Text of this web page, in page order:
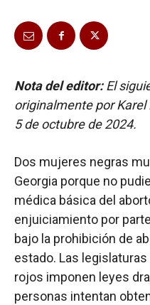
Nota del editor:El
originalmente por Karel
5 de octubre de 2024.
Dos mujeres negras
Georgia porque no
médica básica del
enjuiciamiento por
bajo la prohibición de
estado. Las
rojos imponen leyes
personas intentan